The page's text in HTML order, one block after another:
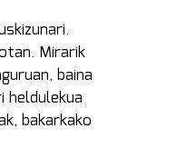
Mirarik
baina
bakarkako